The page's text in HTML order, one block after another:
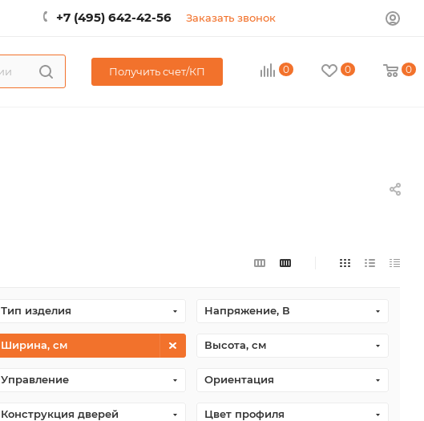
+7 (495) 642-42-56 Заказать звонок
Получить счет/КП 0 0 0
Тип изделия Напряжение, В
Ширина, см Высота, см
Управление Ориентация
Конструкция дверей Цвет профиля